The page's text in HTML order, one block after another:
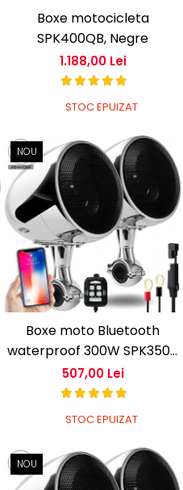
Boxe motocicleta
SPK400QB, Negre
1.188,00 Lei
STOC EPUIZAT
NOU
Boxe moto Bluetooth
waterproof 300W SPK350A
crom – sistem audio ghidon
507,00 Lei
STOC EPUIZAT
NOU